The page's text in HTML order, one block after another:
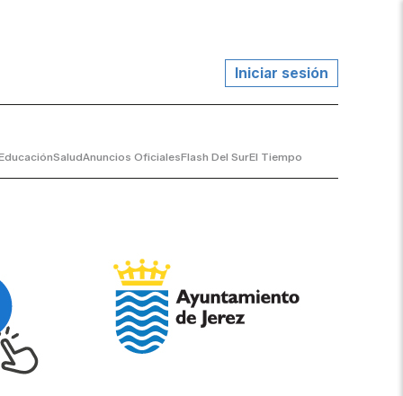
Iniciar sesión
SaludAnuncios OficialesFlash Del SurEl Tiempo